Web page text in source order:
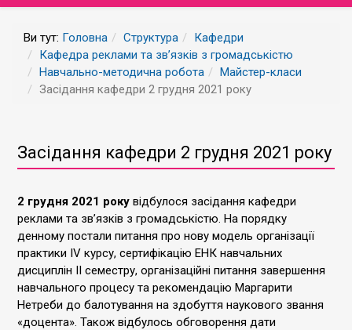
Ви тут: Головна Структура
Кафедри
Кафедра реклами та зв’язків з громадськістю
Навчально-методична робота
Майстер-класи
Засідання кафедри 2 грудня 2021 року
Засідання кафедри 2 грудня 2021 року
2 грудня 2021 року відбулося засідання кафедри
реклами та зв’язків з громадськістю. На порядку
денному постали питання про нову модель організації
практики ІV курсу, сертифікацію ЕНК навчальних
дисциплін ІІ семестру, організаційні питання завершення
навчального процесу та рекомендацію Маргарити
Нетреби до балотування на здобуття наукового звання
«доцента». Також відбулось обговорення дати